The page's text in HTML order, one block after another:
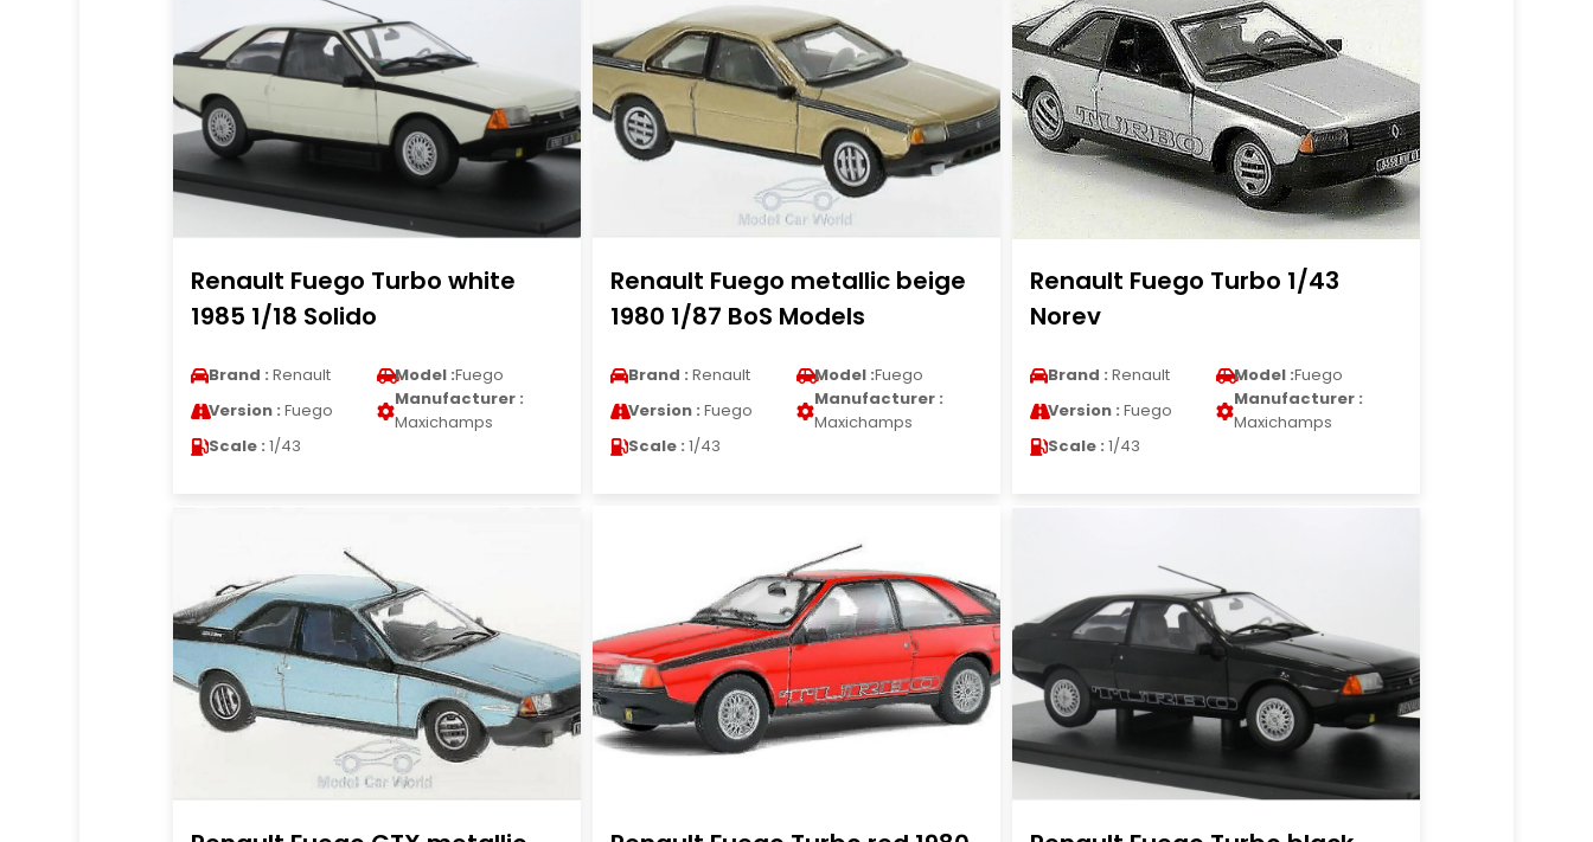
Renault Fuego Turbo white
1985 1/18 Solido
Brand : Renault Model :Fuego
Version : Fuego
Manufacturer :
Maxichamps
Scale : 1/43
Renault Fuego metallic beige
1980 1/87 BoS Models
Brand : Renault Model :Fuego
Version : Fuego
Manufacturer :
Maxichamps
Scale : 1/43
Renault Fuego Turbo 1/43
Norev
Brand : Renault Model :Fuego
Version : Fuego
Manufacturer :
Maxichamps
Scale : 1/43